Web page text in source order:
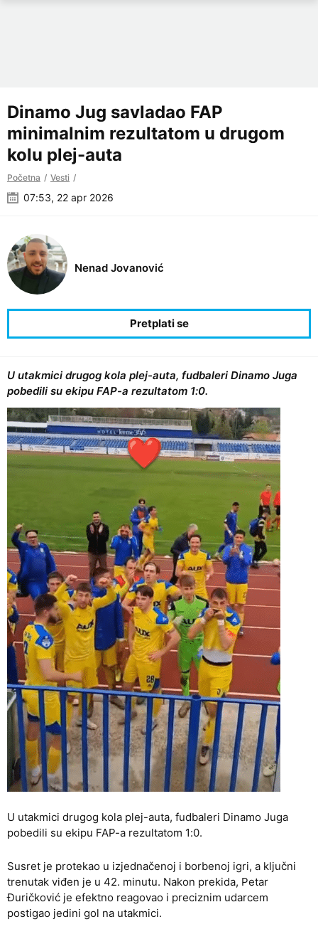
Dinamo Jug savladao FAP
minimalnim rezultatom u drugom
kolu plej-auta
Početna Vesti
07:53, 22 apr 2026
Nenad Jovanović
U utakmici drugog kola plej-auta, fudbaleri Dinamo Juga
pobedili su ekipu FAP-a rezultatom 1:0.
U utakmici drugog kola plej-auta, fudbaleri Dinamo Juga
pobedili su ekipu FAP-a rezultatom 1:0.
Susret je protekao u izjednačenoj i borbenoj igri, a ključni
trenutak viđen je u 42. minutu. Nakon prekida, Petar
Đuričković je efektno reagovao i preciznim udarcem
postigao jedini gol na utakmici.